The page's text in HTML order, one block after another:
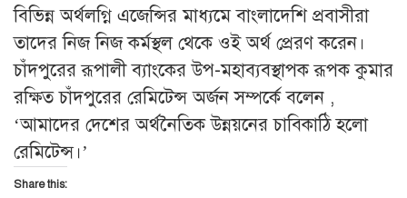
বিভিন্ন অর্থলগ্নি এজেন্সির মাধ্যমে বাংলাদেশি প্রবাসীরা
তাদের নিজ নিজ কর্মস্থল থেকে ওই অর্থ প্রেরণ করেন।
চাঁদপুরের রূপালী ব্যাংকের উপ-মহাব্যবস্থাপক রূপক কুমার
রক্ষিত চাঁদপুরের রেমিটেন্স অর্জন সম্পর্কে বলেন ,
‘আমাদের দেশের অর্থনৈতিক উন্নয়নের চাবিকাঠি হলো
রেমিটেন্স।’
Share this: